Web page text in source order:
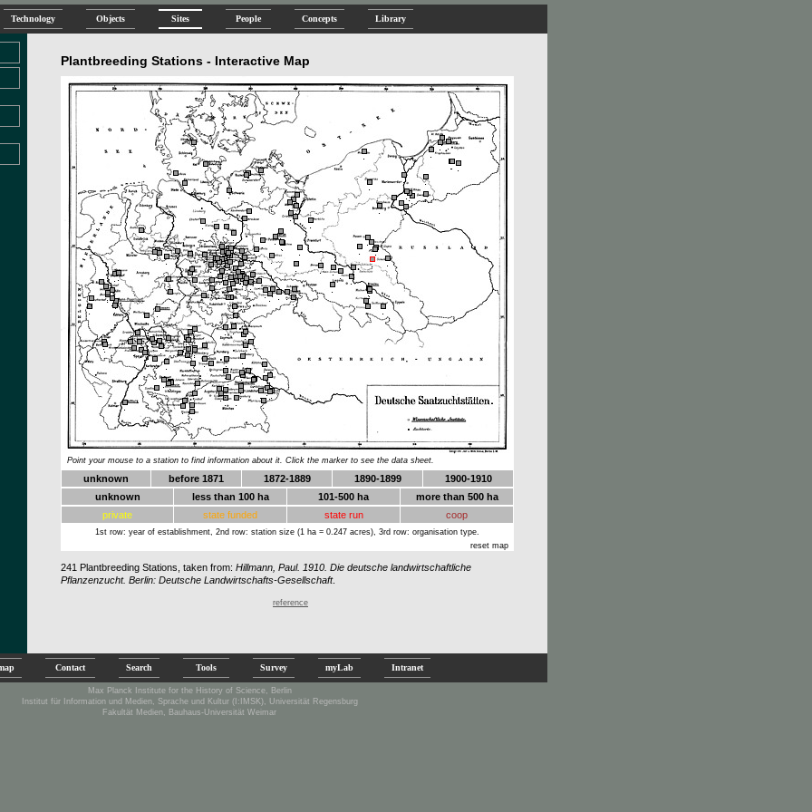
Technology Objects Sites People Concepts Library
Plantbreeding Stations - Interactive Map
.
.
.
.
.
.
.
.
.
.
.
.
.
. .
.
.
.
.
.
.
.
.
.
.
.
. .
.
.
.
.
.
.
.
.
.
..
. ... .
.
.
.
.
.
.
.
.
.
........
.
.
.
.
.
.
.
.
.
.
.
.
. .
.
.
.
.
.
.
.
.
.
.
.
. . .
..
. .
.
.
.
.
.
.
.
..
.
.
..
.
.
.
.
.
.
.
.
.
.
.
.
.
..
.
.
.
. .
.
.
.
.
.
..
.
.
.
.
.
.
.
.
.
.
.
.
.
. .
.
.
.
.
.
.
.
.
.
.
.
.
.
.
.
.
.
.
.
.
.
.
.
.
.
.
.
.
.
.
. .
.
.
.
.
.
.
.
. .
.
.
..
.
.
.
.
.
.
.
.
.
.
.
. .
.
.
.
.
.
.
.
.
.
.
.
.
.
.
.
.
.
.
.
.
.
.
.
.
.
.
.
.
.
.
.
.
.
.
.
Point your mouse to a station to find information about it. Click the marker to see the data sheet.
unknown before 1871 1872-1889 1890-1899
1900-1910
unknown
less than 100 ha 101-500 ha
more than 500 ha
private
state funded state run coop
1st row: year of establishment, 2nd row: station size (1 ha = 0.247 acres), 3rd row: organisation type.
reset map
241 Plantbreeding Stations, taken from: Hillmann, Paul. 1910. Die deutsche landwirtschaftliche
Pflanzenzucht. Berlin: Deutsche Landwirtschafts-Gesellschaft.
reference
Contact Search Tools Survey myLab Intranet
Max Planck Institute for the History of Science, Berlin
Institut für Information und Medien, Sprache und Kultur (I:IMSK), Universität Regensburg
Fakultät Medien, Bauhaus-Universität Weimar